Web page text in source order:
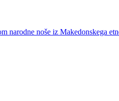
noše iz Makedonskega